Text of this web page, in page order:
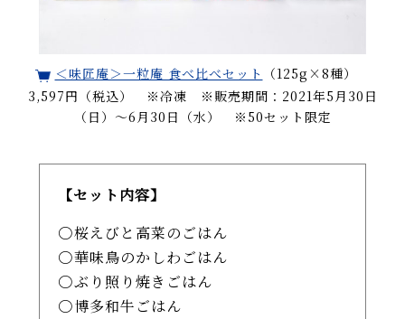
＜味匠庵＞一粒庵 食べ比べセット
（125g×8種）
3,597円（税込） ※冷凍 ※販売期間：2021年5月30日
（日）～6月30日（水） ※50セット限定
【セット内容】
桜えびと高菜のごはん
華味鳥のかしわごはん
ぶり照り焼きごはん
博多和牛ごはん